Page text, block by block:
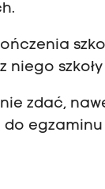
niego
zdać,
do